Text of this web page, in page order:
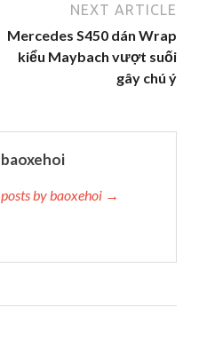
NEXT ARTICLE
Mercedes S450 dán Wrap
kiểu Maybach vượt suối
gây chú ý
by baoxehoi →